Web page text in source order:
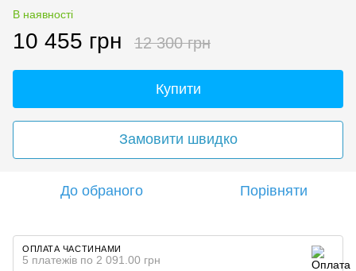
В наявності
10 455 грн 12 300 грн
Купити
Замовити швидко
До обраного Порівняти
ОПЛАТА ЧАСТИНАМИ
5 платежів по 2 091.00 грн